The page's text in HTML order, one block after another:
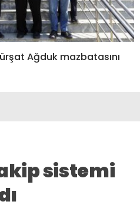
Ağduk mazbatasını
sistemi